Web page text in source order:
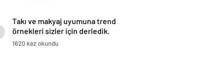
Takı ve makyaj uyumuna trend
örnekleri sizler için derledik.
1620 kez okundu